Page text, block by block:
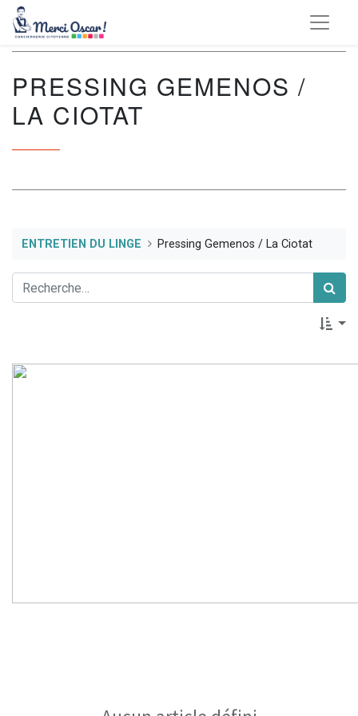
PRESSING GEMENOS /
LA CIOTAT
ENTRETIEN DU LINGE Pressing Gemenos / La Ciotat